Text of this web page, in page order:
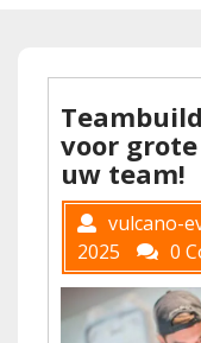
voor
uw team!
vulcano-
2025
0